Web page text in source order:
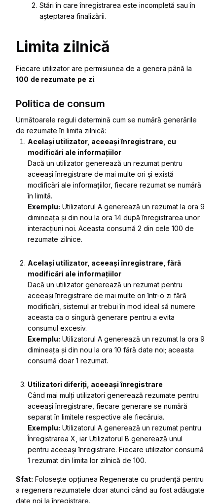
Stări în care înregistrarea este incompletă sau în
așteptarea finalizării.
Limita zilnică
Fiecare utilizator are permisiunea de a genera până la
100 de rezumate pe zi.
Politica de consum
Următoarele reguli determină cum se numără generările
de rezumate în limita zilnică:
Același utilizator, aceeași înregistrare, cu
modificări ale informațiilor
Dacă un utilizator generează un rezumat pentru
aceeași înregistrare de mai multe ori și există
modificări ale informațiilor, fiecare rezumat se numără
în limită.
Exemplu: Utilizatorul A generează un rezumat la ora 9
dimineața și din nou la ora 14 după înregistrarea unor
interacțiuni noi. Aceasta consumă 2 din cele 100 de
rezumate zilnice.
Același utilizator, aceeași înregistrare, fără
modificări ale informațiilor
Dacă un utilizator generează un rezumat pentru
aceeași înregistrare de mai multe ori într-o zi fără
modificări, sistemul ar trebui în mod ideal să numere
aceasta ca o singură generare pentru a evita
consumul excesiv.
Exemplu: Utilizatorul A generează un rezumat la ora 9
dimineața și din nou la ora 10 fără date noi; aceasta
consumă doar 1 rezumat.
Utilizatori diferiți, aceeași înregistrare
Când mai mulți utilizatori generează rezumate pentru
aceeași înregistrare, fiecare generare se numără
separat în limitele respective ale fiecăruia.
Exemplu: Utilizatorul A generează un rezumat pentru
Înregistrarea X, iar Utilizatorul B generează unul
pentru aceeași înregistrare. Fiecare utilizator consumă
1 rezumat din limita lor zilnică de 100.
Sfat: Folosește opțiunea Regenerate cu prudență pentru
a regenera rezumatele doar atunci când au fost adăugate
date noi la înregistrare.